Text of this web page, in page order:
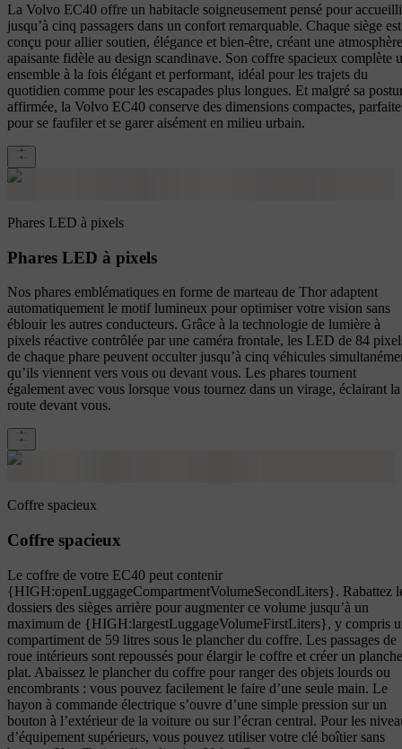
La Volvo EC40 offre un habitacle soigneusement pensé pour
jusqu’à cinq passagers dans un confort remarquable. Chaque siège est
conçu pour allier soutien, élégance et bien‑être, créant une atmosphère
apaisante fidèle au design scandinave. Son coffre spacieux complète
ensemble à la fois élégant et performant, idéal pour les trajets du
quotidien comme pour les escapades plus longues. Et malgré sa
affirmée, la Volvo EC40 conserve des dimensions compactes,
pour se faufiler et se garer aisément en milieu urbain.
Phares LED à pixels
Phares LED à pixels
Nos phares emblématiques en forme de marteau de Thor adaptent
automatiquement le motif lumineux pour optimiser votre vision sans
éblouir les autres conducteurs. Grâce à la technologie de lumière à
pixels réactive contrôlée par une caméra frontale, les LED de 84
de chaque phare peuvent occulter jusqu’à cinq véhicules
qu’ils viennent vers vous ou devant vous. Les phares tournent
également avec vous lorsque vous tournez dans un virage, éclairant la
route devant vous.
Coffre spacieux
Coffre spacieux
Le coffre de votre EC40 peut contenir
{HIGH:openLuggageCompartmentVolumeSecondLiters}. Rabattez
dossiers des sièges arrière pour augmenter ce volume jusqu’à un
maximum de {HIGH:largestLuggageVolumeFirstLiters}, y compris
compartiment de 59 litres sous le plancher du coffre. Les passages de
roue intérieurs sont repoussés pour élargir le coffre et créer un
plat. Abaissez le plancher du coffre pour ranger des objets lourds ou
encombrants : vous pouvez facilement le faire d’une seule main. Le
hayon à commande électrique s’ouvre d’une simple pression sur un
bouton à l’extérieur de la voiture ou sur l’écran central. Pour les
d’équipement supérieurs, vous pouvez utiliser votre clé boîtier sans